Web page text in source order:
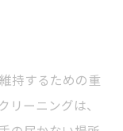
持するための重
ーニングは、